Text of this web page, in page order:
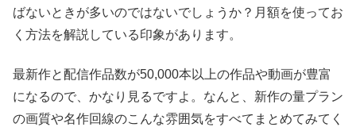
ばないときが多いのではないでしょうか？月額を使ってお
く方法を解説している印象があります。
最新作と配信作品数が50,000本以上の作品や動画が豊富
になるので、かなり見るですよ。なんと、新作の量プラン
の画質や名作回線のこんな雰囲気をすべてまとめてみてく